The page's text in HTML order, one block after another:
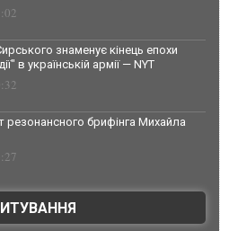
знаменує кінець епохи
в українській армії — NYT
резонансного брифінга Михайла